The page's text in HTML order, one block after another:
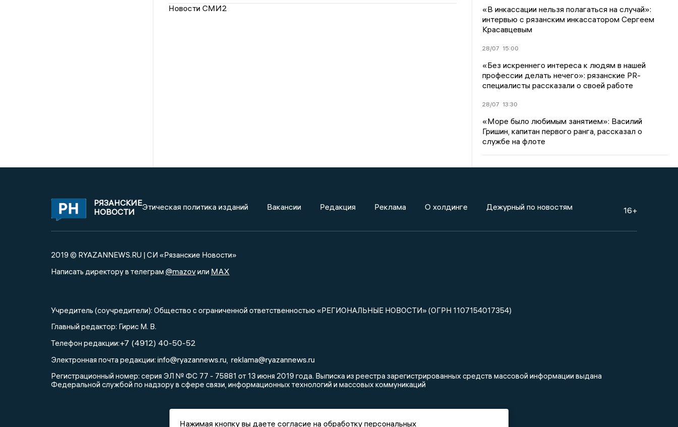
Новости СМИ2
«В инкассации нельзя полагаться на случай»:
интервью с рязанским инкассатором Сергеем
Красавцевым
28/07 15:00
«Без искреннего интереса к людям в нашей
профессии делать нечего»: рязанские PR-
специалисты рассказали о своей работе
28/07 13:30
«Море было любимым занятием»: Василий
Гришин, капитан первого ранга, рассказал о
службе на флоте
РЯЗАНСКИЕ
НОВОСТИ
Этическая политика изданий Вакансии Редакция Реклама О холдинге Дежурный по новостям 16+
2019 © RYAZANNEWS.RU | СИ «Рязанские Новости»
Написать директору в телеграм @mazovили MAX
Учредитель (соучредители): Общество с ограниченной ответственностью «РЕГИОНАЛЬНЫЕ НОВОСТИ» (ОГРН 1107154017354)
Главный редактор: Гирис М. В.
Телефон редакции:+7 (4912) 40-50-52
Электронная почта редакции: info@ryazannews.ru reklama@ryazannews.ru
Регистрационный номер: серия ЭЛ № ФС 77 - 75881 от 13 июня 2019 года. Выписка из реестра зарегистрированных средств массовой информации выдана
Федеральной службой по надзору в сфере связи, информационных технологий и массовых коммуникаций
Нажимая кнопку вы даете согласие на обработку персональных